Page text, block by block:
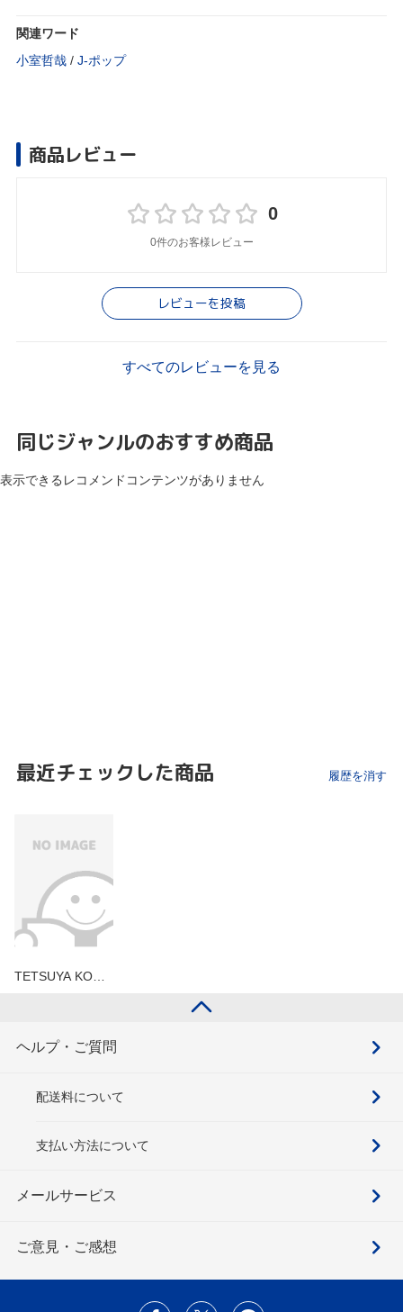
関連ワード
小室哲哉 / J‐ポップ
商品レビュー
0
0件のお客様レビュー
レビューを投稿
すべてのレビューを見る
同じジャンルのおすすめ商品
表示できるレコメンドコンテンツがありません
最近チェックした商品 履歴を消す
TETSUYA KO…
ヘルプ・ご質問
配送料について
支払い方法について
メールサービス
ご意見・ご感想